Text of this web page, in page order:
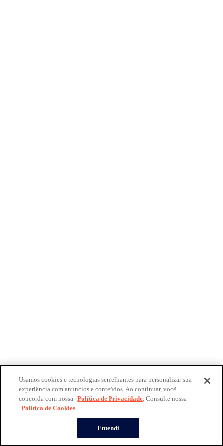
Usamos cookies e tecnologias semelhantes para personalizar sua
experiência com anúncios e conteúdos. Ao continuar, você
concorda com nossa Política de Privacidade. Consulte nossa
Política de Cookies
Entendi